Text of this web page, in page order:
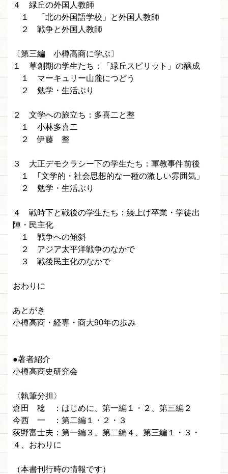
４ 緑丘の外国人教師
１ 「北の外国語学校」と外国人教師
２ 戦争と外国人教師
〔第三編 小樽高商に学ぶ〕
１ 草創期の学生たち：「緑丘スピリット」の醸成
１ マーキュリー山麓につどう
２ 勉学・生活ぶり
２ 文学への旅立ち：多喜二と整
１ 小林多喜二
２ 伊藤 整
３ 大正デモクラシー下の学生たち：軍教事件前後
１ ｢文学的・社会思想的な一種の激しい雰囲気」
２ 勉学・生活ぶり
４ 戦時下と戦後の学生たち：繰上げ卒業・学徒出
陣・民主化
１ 戦争への傾斜
２ アジア太平洋戦争のなかで
３ 戦後民主化のなかで
おわりに
あとがき
小樽高商・経専・商大90年の歩み
●著者紹介
小樽高商史研究会
〈執筆分担〉
倉田 稔 ：はじめに、第一編１・２、第三編２
今西 一 ：第二編１・２・３
荻野富士夫：第一編３、第二編４、第三編１・３・
４、おわりに
（本書刊行時の情報です）